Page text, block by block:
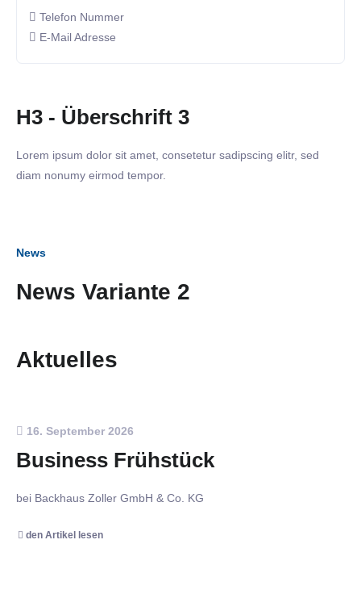
Telefon Nummer
E-Mail Adresse
H3 - Überschrift 3
Lorem ipsum dolor sit amet, consetetur sadipscing elitr, sed
diam nonumy eirmod tempor.
News
News Variante 2
Aktuelles
16. September 2026
Business Frühstück
bei Backhaus Zoller GmbH & Co. KG
den Artikel lesen